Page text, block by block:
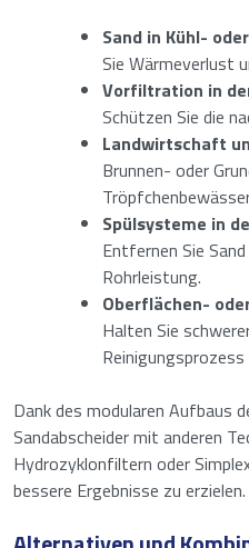
Sand in Kühl-
Sie Wärmeverlust
Vorfiltration in
Schützen Sie die
Landwirtschaft
Brunnen- oder
Spülsysteme in
Entfernen Sie
Rohrleistung.
Oberflächen-
Halten Sie
Reinigungsprozess
Dank des modularen Aufbaus
Sandabscheider mit anderen
Hydrozyklonfiltern oder
bessere Ergebnisse zu erzielen.